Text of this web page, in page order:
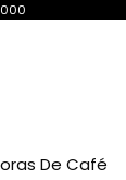
De Café